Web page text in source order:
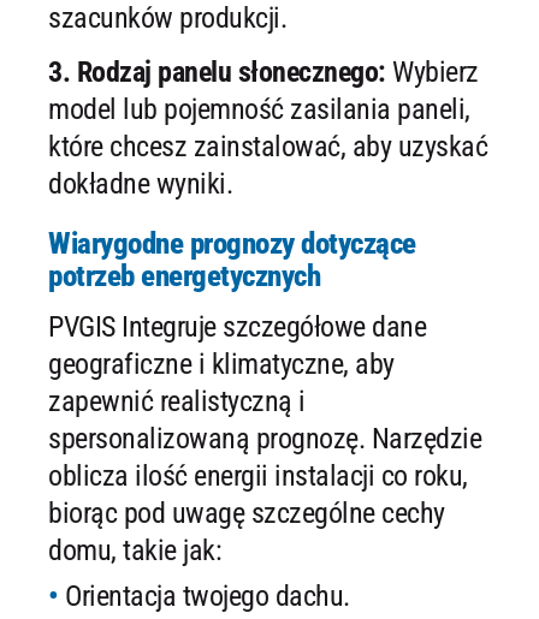
szacunków produkcji.
3. Rodzaj panelu słonecznego: Wybierz
model lub pojemność zasilania paneli,
które chcesz zainstalować, aby uzyskać
dokładne wyniki.
Wiarygodne prognozy dotyczące
potrzeb energetycznych
PVGIS Integruje szczegółowe dane
geograficzne i klimatyczne, aby
zapewnić realistyczną i
spersonalizowaną prognozę. Narzędzie
oblicza ilość energii instalacji co roku,
biorąc pod uwagę szczególne cechy
domu, takie jak:
Orientacja twojego dachu.